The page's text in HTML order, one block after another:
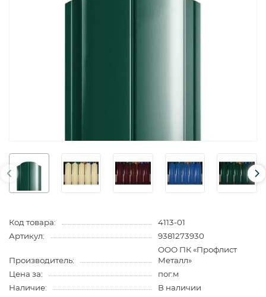
Код товара:
4113-01
Артикул:
9381273930
Производитель:
ООО ПК «Профлист
Металл»
Цена за:
пог.м
Наличие:
В наличии